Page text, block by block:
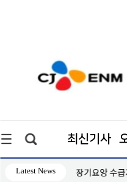
최신기사
Latest News 장기요양 수